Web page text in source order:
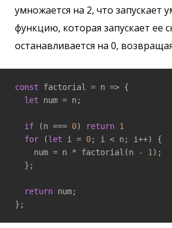
умножается на 2, что запускает
функцию, которая запускает ее
останавливается на 0,
const factorial = n => {
let num = n;
if (n === 0) return 1
for (let i = 0; i < n; i++) {
    num = n * factorial(n -
1);
  };
return num;